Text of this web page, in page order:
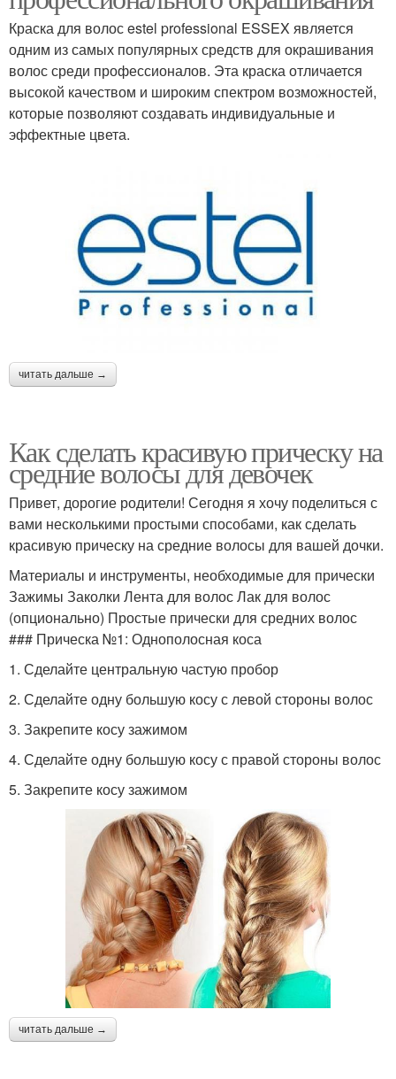
Краска для волос estel professional ESSEX является
одним из самых популярных средств для окрашивания
волос среди профессионалов. Эта краска отличается
высокой качеством и широким спектром возможностей,
которые позволяют создавать индивидуальные и
эффектные цвета.
читать дальше →
Как сделать красивую прическу на
средние волосы для девочек
Привет, дорогие родители! Сегодня я хочу поделиться с
вами несколькими простыми способами, как сделать
красивую прическу на средние волосы для вашей дочки.
Материалы и инструменты, необходимые для прически
Зажимы Заколки Лента для волос Лак для волос
(опционально) Простые прически для средних волос
### Прическа №1: Однополосная коса
1. Сделайте центральную частую пробор
2. Сделайте одну большую косу с левой стороны волос
3. Закрепите косу зажимом
4. Сделайте одну большую косу с правой стороны волос
5. Закрепите косу зажимом
читать дальше →